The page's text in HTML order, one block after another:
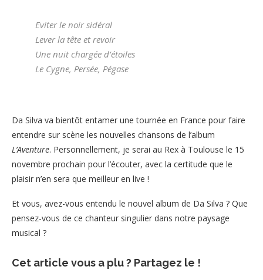
Eviter le noir sidéral
Lever la tête et revoir
Une nuit chargée d’étoiles
Le Cygne, Persée, Pégase
Da Silva va bientôt entamer une tournée en France pour faire
entendre sur scène les nouvelles chansons de l’album
L’Aventure. Personnellement, je serai au Rex à Toulouse le 15
novembre prochain pour l’écouter, avec la certitude que le
plaisir n’en sera que meilleur en live !
Et vous, avez-vous entendu le nouvel album de Da Silva ? Que
pensez-vous de ce chanteur singulier dans notre paysage
musical ?
Cet article vous a plu ? Partagez le !